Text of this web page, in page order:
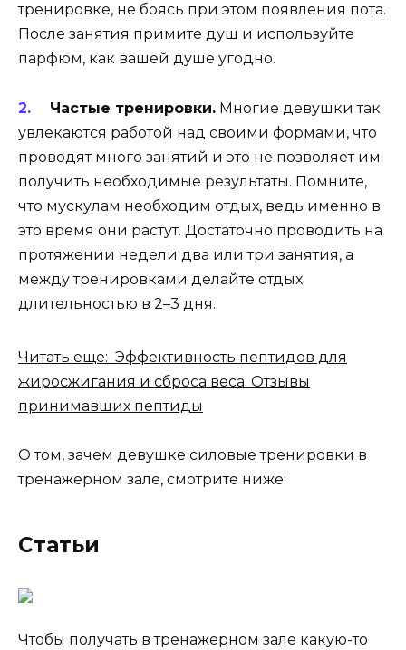
тренировке, не боясь при этом появления пота.
После занятия примите душ и используйте
парфюм, как вашей душе угодно.
Частые тренировки.Многие девушки так
увлекаются работой над своими формами, что
проводят много занятий и это не позволяет им
получить необходимые результаты. Помните,
что мускулам необходим отдых, ведь именно в
это время они растут. Достаточно проводить на
протяжении недели два или три занятия, а
между тренировками делайте отдых
длительностью в 2–3 дня.
Читать еще: Эффективность пептидов для
жиросжигания и сброса веса. Отзывы
принимавших пептиды
О том, зачем девушке силовые тренировки в
тренажерном зале, смотрите ниже:
Статьи
Чтобы получать в тренажерном зале какую-то